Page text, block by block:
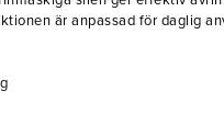
är anpassad för daglig